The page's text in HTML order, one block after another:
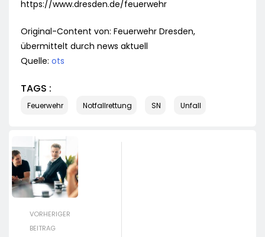
https://www.dresden.de/feuerwehr
Original-Content von: Feuerwehr Dresden,
übermittelt durch news aktuell
Quelle: ots
TAGS :
Feuerwehr Notfallrettung SN Unfall
VORHERIGER
BEITRAG